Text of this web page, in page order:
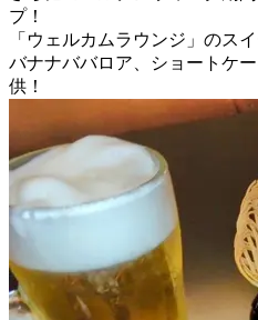
プ！
「ウェルカムラウンジ」のス
バナナババロア、ショートケ
供！